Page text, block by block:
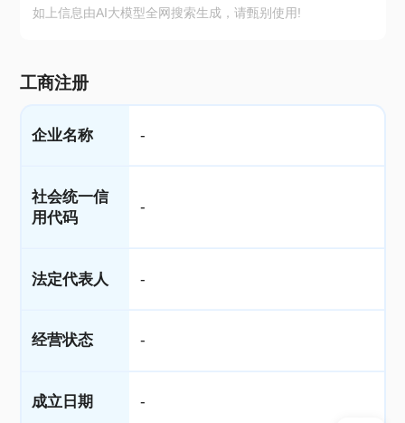
如上信息由AI大模型全网搜索生成，请甄别使用!
工商注册
企业名称 -
社会统一信
用代码
-
法定代表人 -
经营状态 -
成立日期 -